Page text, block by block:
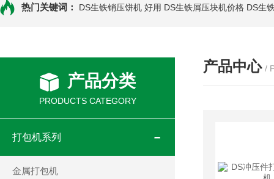
热门关键词： DS生铁销压饼机 好用 DS生铁屑压块机价格 DS生
产品分类
PRODUCTS CATEGORY
打包机系列
金属打包机
产品中心 /